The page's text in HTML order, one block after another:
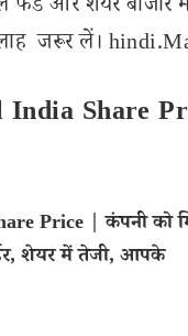
फंड और शेयर बाजार
जरूर लें।
Share
Price | कंपनी को
शेयर में तेजी, आपके